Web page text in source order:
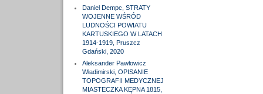
Daniel Dempc, STRATY
WOJENNE WŚRÓD
LUDNOŚCI POWIATU
KARTUSKIEGO W LATACH
1914-1919, Pruszcz
Gdański, 2020
Aleksander Pawłowicz
Władimirski, OPISANIE
TOPOGRAFII MEDYCZNEJ
MIASTECZKA KĘPNA 1815,